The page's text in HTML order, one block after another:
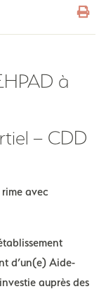
à
– CDD
avec
d’un(e) Aide-
auprès des